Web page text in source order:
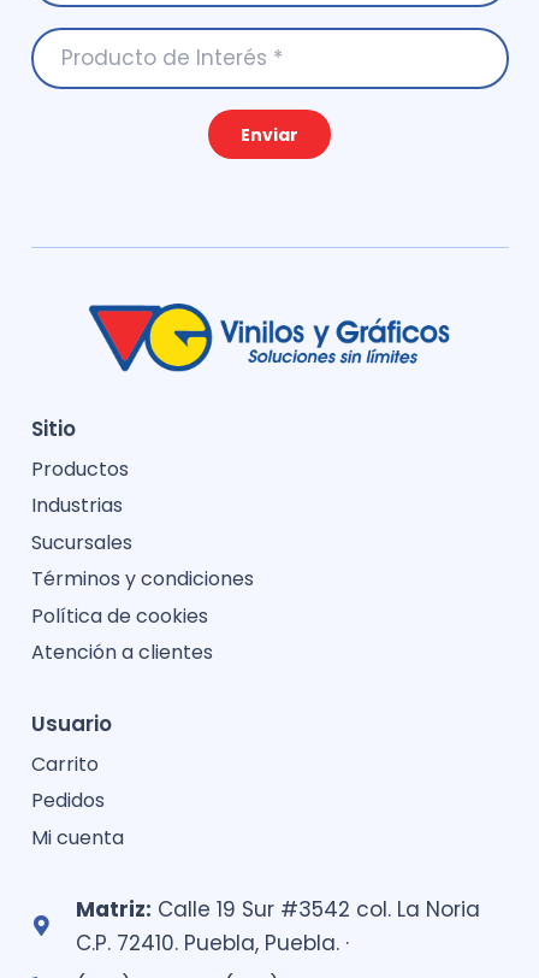
Enviar
Sitio
Productos
Industrias
Sucursales
Términos y condiciones
Política de cookies
Atención a clientes
Usuario
Carrito
Pedidos
Mi cuenta
Matriz: Calle 19 Sur #3542 col. La Noria
C.P. 72410. Puebla, Puebla. ·